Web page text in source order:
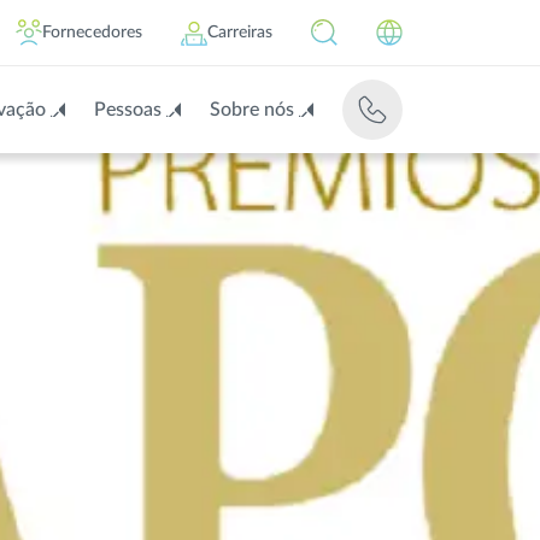
Fornecedores Carreiras
Pessoas Sobre nós